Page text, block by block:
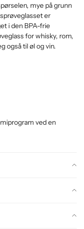
mye på grunn
er
i den BPA-frie
for whisky, rom,
også til øl og vin.
ved en